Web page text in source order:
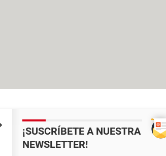
¡SUSCRÍBETE A NUESTRA
NEWSLETTER!